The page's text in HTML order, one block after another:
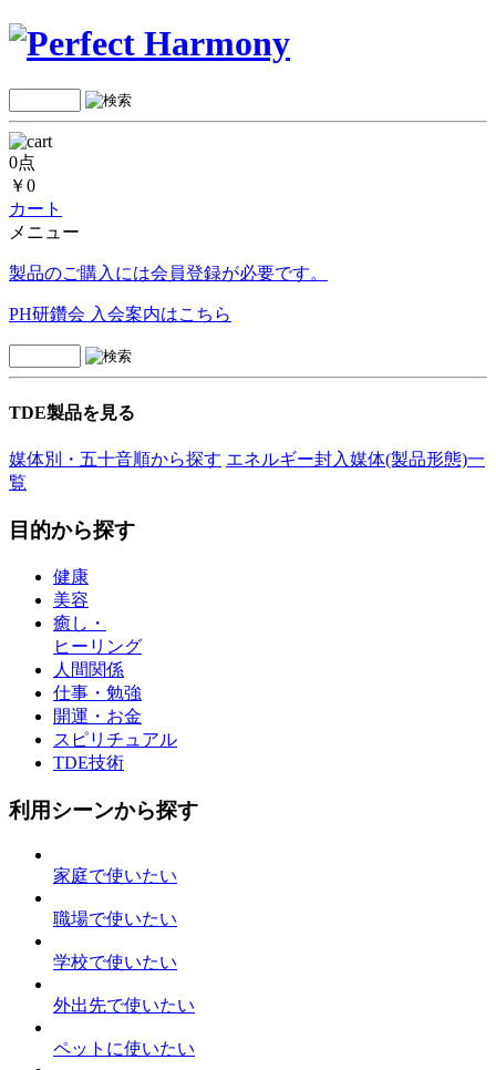
0点
￥0
カート
メニュー
製品のご購入には会員登録が必要です。
PH研鑽会 入会案内はこちら
TDE製品を見る
媒体別・五十音順から探す エネルギー封入媒体(製品形態)一
覧
目的から探す
健康
美容
癒し・
ヒーリング
人間関係
仕事・勉強
開運・お金
スピリチュアル
TDE技術
利用シーンから探す
家庭で使いたい
職場で使いたい
学校で使いたい
外出先で使いたい
ペットに使いたい